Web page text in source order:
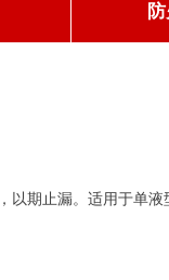
以期止漏。适用于单